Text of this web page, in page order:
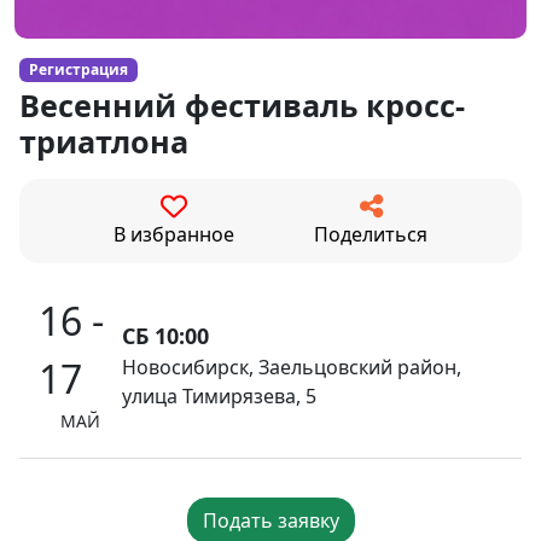
Регистрация
Весенний фестиваль кросс-
триатлона
В избранное Поделиться
16 -
17
МАЙ
СБ 10:00
Новосибирск, Заельцовский район,
улица Тимирязева, 5
Подать заявку